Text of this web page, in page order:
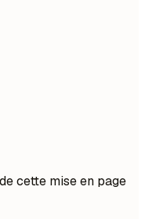
cette mise en page